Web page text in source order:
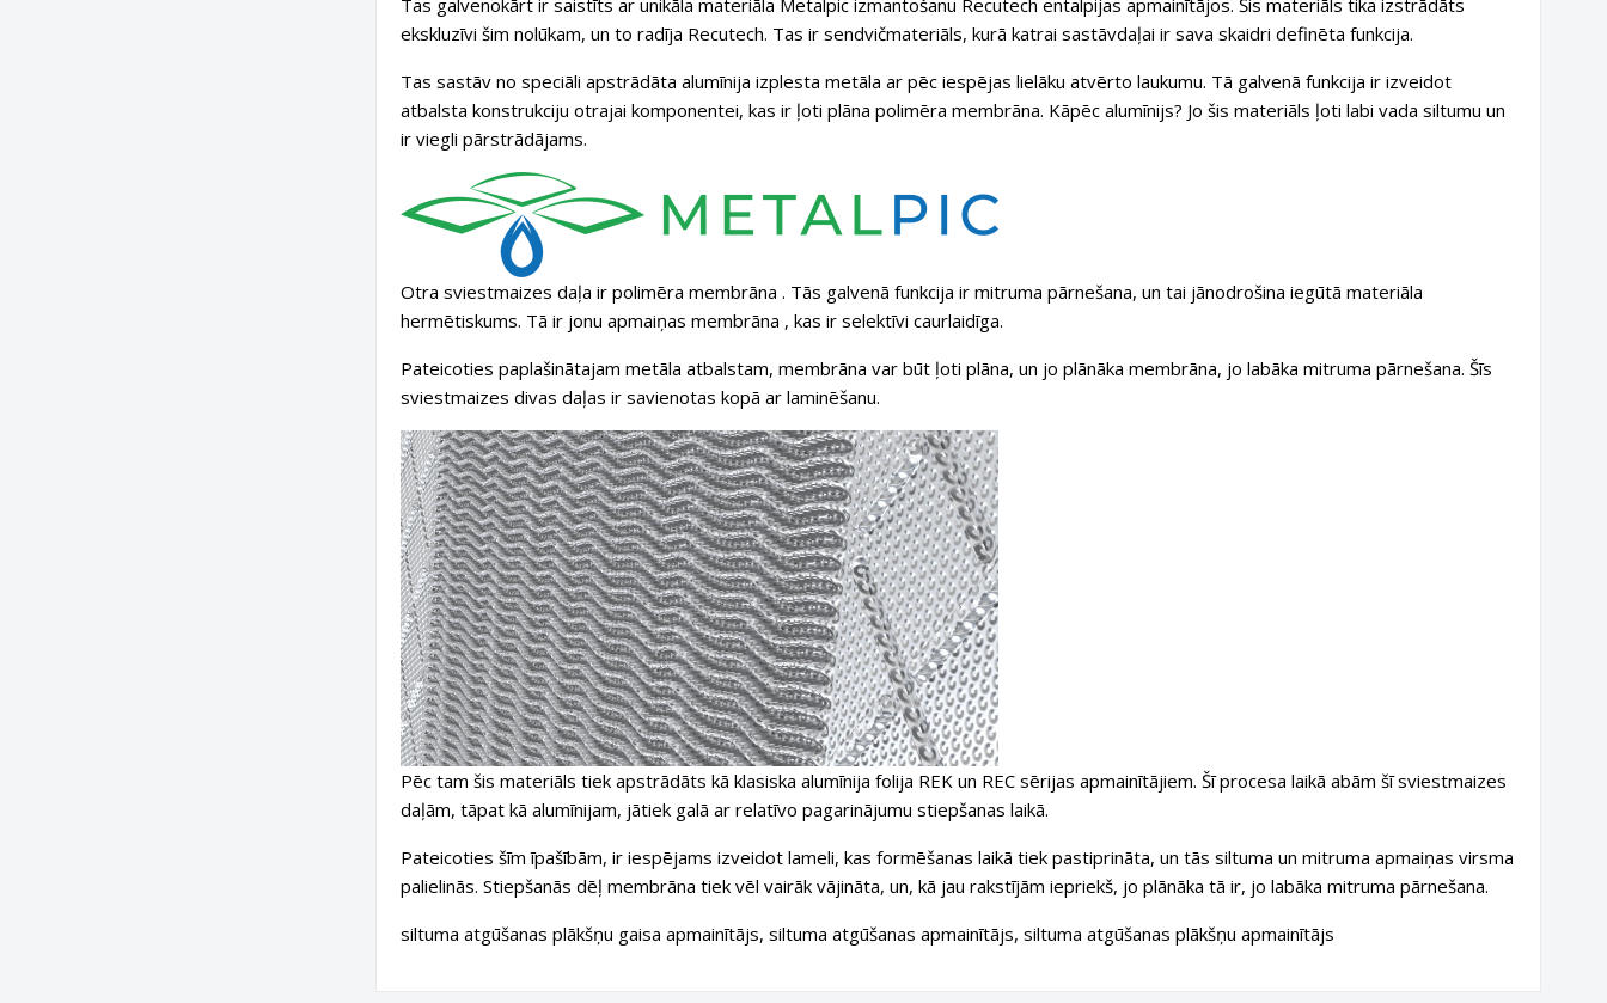
ekskluzīvi šim nolūkam, un to radīja Recutech. Tas ir sendvičmateriāls, kurā katrai sastāvdaļai ir sava skaidri definēta funkcija.
Tas sastāv no speciāli apstrādāta alumīnija izplesta metāla ar pēc iespējas lielāku atvērto laukumu. Tā galvenā funkcija ir izveidot
atbalsta konstrukciju otrajai komponentei, kas ir ļoti plāna polimēra membrāna. Kāpēc alumīnijs? Jo šis materiāls ļoti labi vada siltumu un
ir viegli pārstrādājams.
Otra sviestmaizes daļa ir polimēra membrāna . Tās galvenā funkcija ir mitruma pārnešana, un tai jānodrošina iegūtā materiāla
hermētiskums. Tā ir jonu apmaiņas membrāna , kas ir selektīvi caurlaidīga.
Pateicoties paplašinātajam metāla atbalstam, membrāna var būt ļoti plāna, un jo plānāka membrāna, jo labāka mitruma pārnešana. Šīs
sviestmaizes divas daļas ir savienotas kopā ar laminēšanu.
Pēc tam šis materiāls tiek apstrādāts kā klasiska alumīnija folija REK un REC sērijas apmainītājiem. Šī procesa laikā abām šī sviestmaizes
daļām, tāpat kā alumīnijam, jātiek galā ar relatīvo pagarinājumu stiepšanas laikā.
Pateicoties šīm īpašībām, ir iespējams izveidot lameli, kas formēšanas laikā tiek pastiprināta, un tās siltuma un mitruma apmaiņas virsma
palielinās. Stiepšanās dēļ membrāna tiek vēl vairāk vājināta, un, kā jau rakstījām iepriekš, jo plānāka tā ir, jo labāka mitruma pārnešana.
siltuma atgūšanas plākšņu gaisa apmainītājs, siltuma atgūšanas apmainītājs, siltuma atgūšanas plākšņu apmainītājs